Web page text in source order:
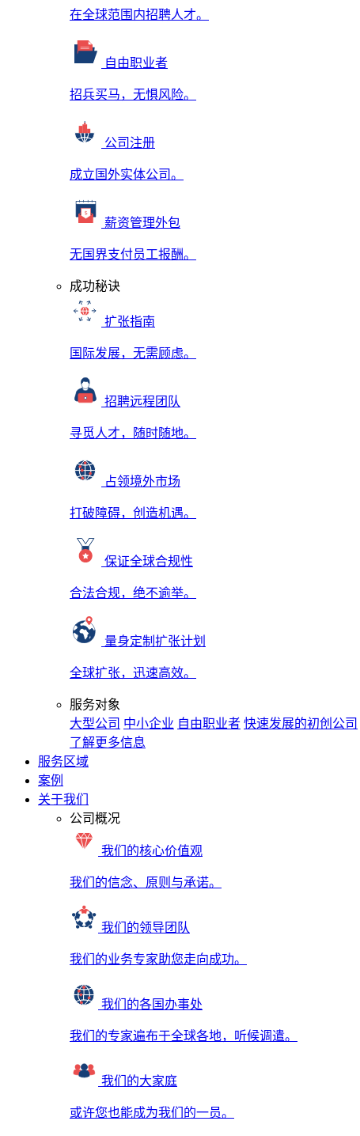
在全球范围内招聘人才。
自由职业者
招兵买马，无惧风险。
公司注册
成立国外实体公司。
薪资管理外包
无国界支付员工报酬。
成功秘诀
扩张指南
国际发展，无需顾虑。
招聘远程团队
寻觅人才，随时随地。
占领境外市场
打破障碍，创造机遇。
保证全球合规性
合法合规，绝不逾举。
量身定制扩张计划
全球扩张，迅速高效。
服务对象
大型公司 中小企业 自由职业者 快速发展的初创公司
了解更多信息
服务区域
案例
关于我们
公司概况
我们的核心价值观
我们的信念、原则与承诺。
我们的领导团队
我们的业务专家助您走向成功。
我们的各国办事处
我们的专家遍布于全球各地，听候调遣。
我们的大家庭
或许您也能成为我们的一员。